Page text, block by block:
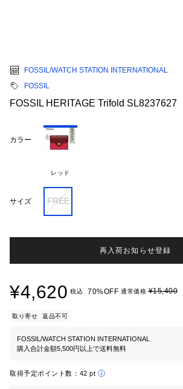
FOSSIL/WATCH STATION INTERNATIONAL
FOSSIL
FOSSIL HERITAGE Trifold SL8237627
カラー
レッド
サイズ FREE
再入荷お知らせ登録
¥4,620 税込 70%OFF 通常価格¥15,400
取り寄せ 返品不可
FOSSIL/WATCH STATION INTERNATIONAL
購入合計金額5,500円以上で送料無料
取得予定ポイント数： 42 pt